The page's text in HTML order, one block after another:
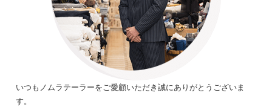
いつもノムラテーラーをご愛顧いただき誠にありがとうございま
す。